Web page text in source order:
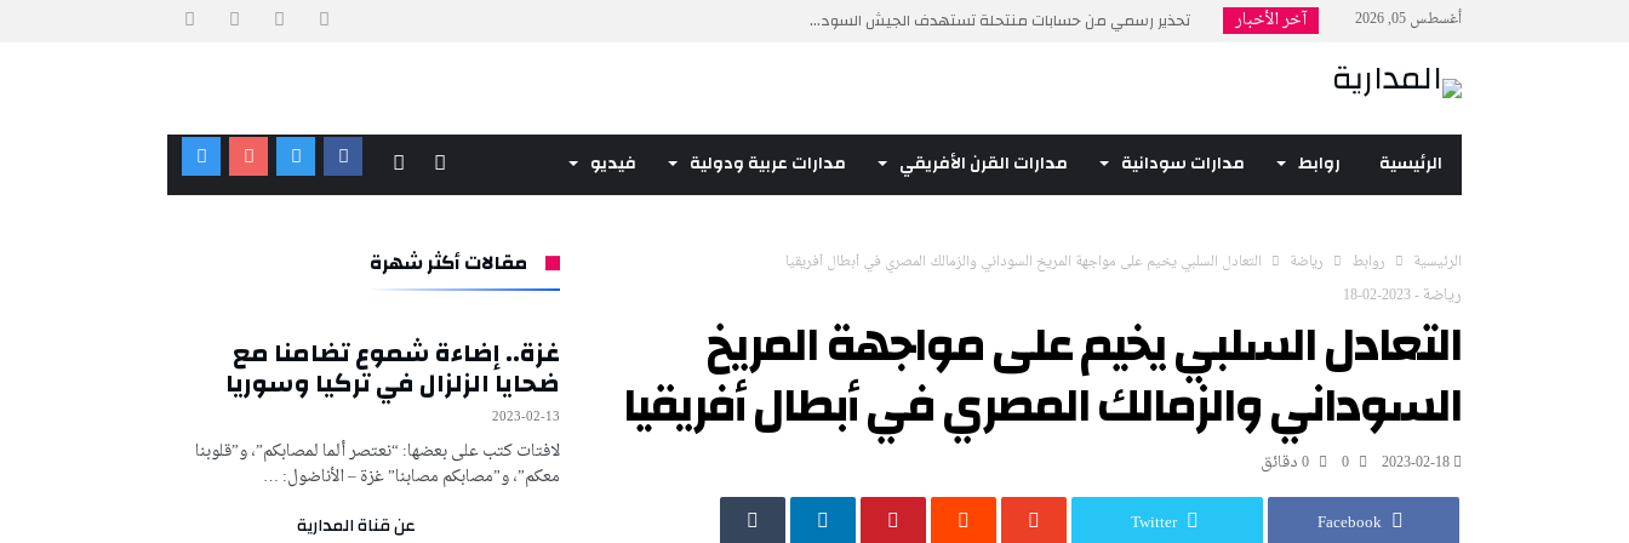
أغسطس 05, 2026 آخر الأخبار
تحذير رسمي من حسابات منتحلة تستهدف الجيش السود...
ترامب يتوعد إيران “بالجحيم” إذا أب...
إن بي سي نيوز: وصول طائرة عسكرية أمريكية إلى ا...
الرئيسية روابط مدارات سودانية مدارات القرن الأفريقي مدارات عربية ودولية فيديو
‫الرئيسية‬ روابط رياضة التعادل السلبي يخيم على مواجهة المريخ السوداني والزمالك المصري في أبطال أفريقيا
رياضة-
2023-02-18
التعادل السلبي يخيم على مواجهة المريخ
السوداني والزمالك المصري في أبطال أفريقيا
2023-02-18 0 ‫دقائق‬
Facebook
Twitter
مقالات أكثر شهرة
غزة.. إضاءة شموع تضامنا مع
ضحايا الزلزال في تركيا وسوريا
2023-02-13
لافتات كتب على بعضها: “نعتصر ألما لمصابكم”، و”قلوبنا
معكم”، و”مصابكم مصابنا” غزة – الأناضول: …
عن قناة المدارية